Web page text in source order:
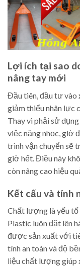
Lợi ích tại sao
nâng tay mới
Đầu tiên, đầu tư vào
giảm thiểu nhân lực
Thay vì phải sử
việc nặng nhọc, giờ
trình vận chuyển sẽ
giờ hết. Điều này
còn nâng cao hiệu
Kết cấu và tính
Chất lượng là yếu tố
Plastic luôn đặt lên
được sản xuất với
tính an toàn và độ
liệu chất lượng giúp